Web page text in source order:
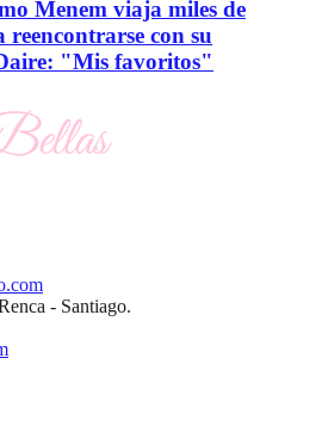
Menem viaja miles de
con su
"Mis favoritos"
- Santiago.